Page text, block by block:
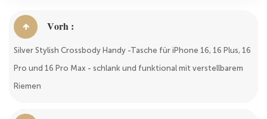
Vorh :
Silver Stylish Crossbody Handy -Tasche für iPhone 16, 16 Plus, 16
Pro und 16 Pro Max - schlank und funktional mit verstellbarem
Riemen